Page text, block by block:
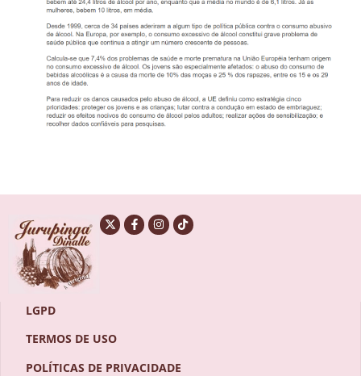
LGPD
TERMOS DE USO
POLÍTICAS DE PRIVACIDADE